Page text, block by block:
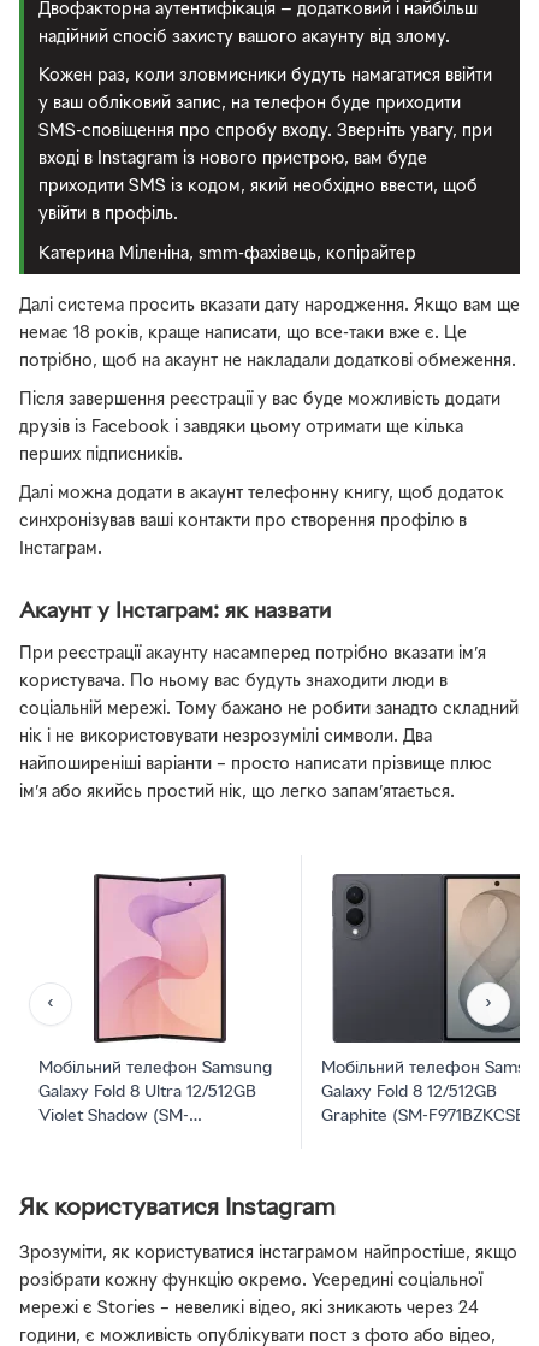
Двофакторна аутентифікація — додатковий і найбільш
надійний спосіб захисту вашого акаунту від злому.
Кожен раз, коли зловмисники будуть намагатися ввійти
у ваш обліковий запис, на телефон буде приходити
SMS-сповіщення про спробу входу. Зверніть увагу, при
вході в Instagram із нового пристрою, вам буде
приходити SMS із кодом, який необхідно ввести, щоб
увійти в профіль.
Катерина Міленіна, smm-фахівець, копірайтер
Далі система просить вказати дату народження. Якщо вам ще
немає 18 років, краще написати, що все-таки вже є. Це
потрібно, щоб на акаунт не накладали додаткові обмеження.
Після завершення реєстрації у вас буде можливість додати
друзів із Facebook і завдяки цьому отримати ще кілька
перших підписників.
Далі можна додати в акаунт телефонну книгу, щоб додаток
синхронізував ваші контакти про створення профілю в
Інстаграм.
Акаунт у Інстаграм: як назвати
При реєстрації акаунту насамперед потрібно вказати ім’я
користувача. По ньому вас будуть знаходити люди в
соціальній мережі. Тому бажано не робити занадто складний
нік і не використовувати незрозумілі символи. Два
найпоширеніші варіанти – просто написати прізвище плюс
ім’я або якийсь простий нік, що легко запам’ятається.
‹
Мобільний телефон Samsung
Galaxy Fold 8 Ultra 12/512GB
Violet Shadow (SM-
Мобільний телефон
Galaxy Fold 8 12/512GB
Graphite (SM-
›
Як користуватися Instagram
Зрозуміти, як користуватися інстаграмом найпростіше, якщо
розібрати кожну функцію окремо. Усередині соціальної
мережі є Stories – невеликі відео, які зникають через 24
години, є можливість опублікувати пост з фото або відео,